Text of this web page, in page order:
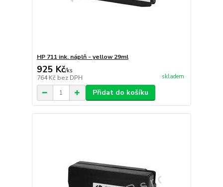
HP 711 ink. náplň - yellow 29ml
925 Kč/ks
764 Kč bez DPH skladem
Přidat do košíku